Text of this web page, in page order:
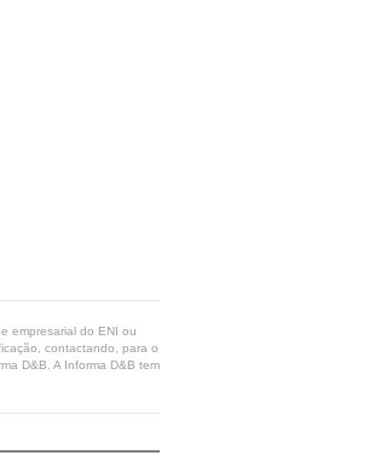
empresarial do ENI ou
contactando, para o
D&B. A Informa D&B tem